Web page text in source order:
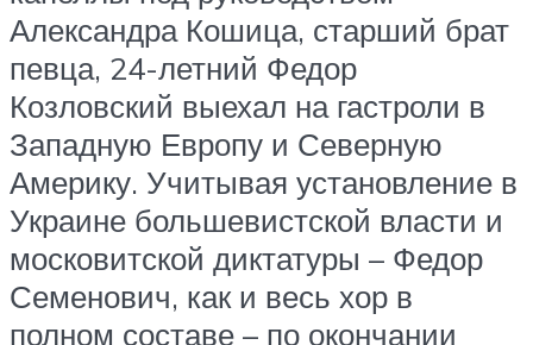
Александра Кошица, старший брат
певца, 24-летний Федор
Козловский выехал на гастроли в
Западную Европу и Северную
Америку. Учитывая установление в
Украине большевистской власти и
московитской диктатуры – Федор
Семенович, как и весь хор в
полном составе – по окончании